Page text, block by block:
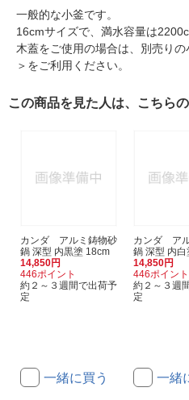
一般的な小釜です。
16cmサイズで、満水容量は
木蓋をご使用の場合は、別売り
＞をご利用ください。
この商品を見た人は、こちら
カンダ アルミ鋳物砂
鍋 深型 内黒塗 18cm
14,850円
446ポイント
約２～３週間で出荷予
定
一緒に買う
カンダ ア
鍋 深型 内
14,850円
446ポイント
約２～３週
定
一緒